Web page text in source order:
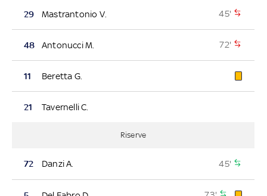
29 Mastrantonio V. 45'
48 Antonucci M. 72'
11 Beretta G.
21 Tavernelli C.
Riserve
72 Danzi A. 45'